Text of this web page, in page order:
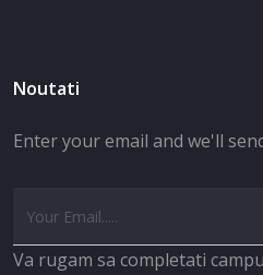
Noutati
Enter your email and we'll
Va rugam sa completati